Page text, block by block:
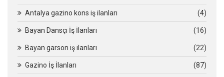
Antalya gazino kons iş ilanları (4)
Bayan Dansçı İş İlanları (16)
Bayan garson iş ilanları (22)
Gazino İş İlanları (87)